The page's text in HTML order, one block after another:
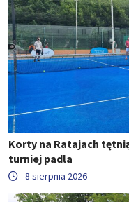
Korty na Ratajach
turniej padla
8 sierpnia 2026